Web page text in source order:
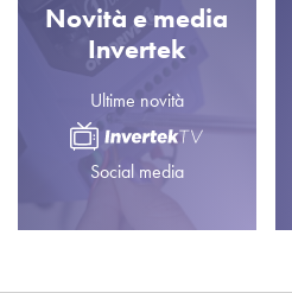
Novità e media
Invertek
Ultime novità
Social media